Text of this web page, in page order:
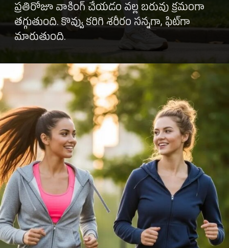
ప్రతిరోజూ వాకింగ్ చేయడం వల్ల బరువు క్రమంగా
తగ్గుతుంది. కొవ్వు కరిగి శరీరం సన్నగా, ఫిట్‌గా
మారుతుంది.